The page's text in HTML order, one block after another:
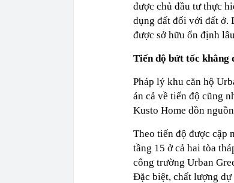
được chủ đầu tư thực
dụng đất đối với đất ở.
được sở hữu ổn định
Tiến độ bứt tốc khẳng
Pháp lý khu căn hộ
án cả về tiến độ cũng
Kusto Home dồn
Theo tiến độ được cập
tầng 15 ở cả hai tòa
công trường Urban
Đặc biệt, chất lượng